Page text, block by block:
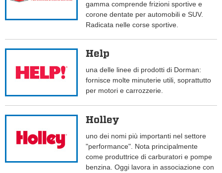
gamma comprende frizioni sportive e
corone dentate per automobili e SUV.
Radicata nelle corse sportive.
Help
una delle linee di prodotti di Dorman:
fornisce molte minuterie utili, soprattutto
per motori e carrozzerie.
Holley
uno dei nomi più importanti nel settore
"performance". Nota principalmente
come produttrice di carburatori e pompe
benzina. Oggi lavora in associazione con